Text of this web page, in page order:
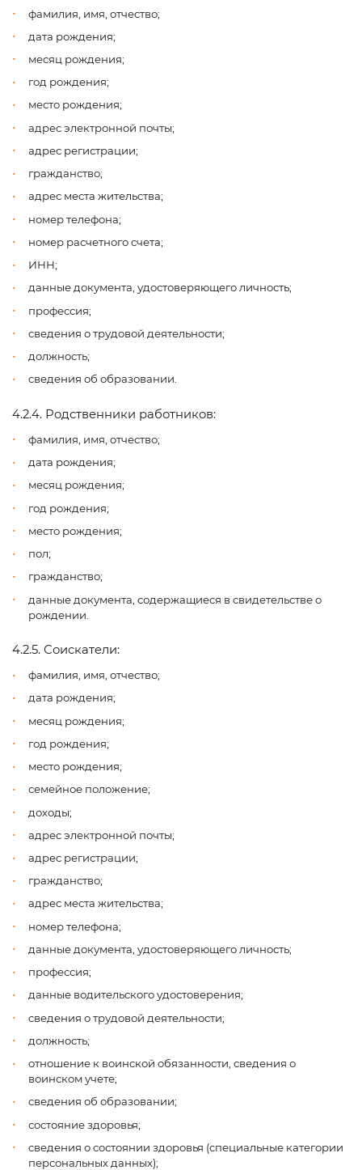
фамилия, имя, отчество;
дата рождения;
месяц рождения;
год рождения;
место рождения;
адрес электронной почты;
адрес регистрации;
гражданство;
адрес места жительства;
номер телефона;
номер расчетного счета;
ИНН;
данные документа, удостоверяющего личность;
профессия;
сведения о трудовой деятельности;
должность;
сведения об образовании.
4.2.4. Родственники работников:
фамилия, имя, отчество;
дата рождения;
месяц рождения;
год рождения;
место рождения;
пол;
гражданство;
данные документа, содержащиеся в свидетельстве о
рождении.
4.2.5. Соискатели:
фамилия, имя, отчество;
дата рождения;
месяц рождения;
год рождения;
место рождения;
семейное положение;
доходы;
адрес электронной почты;
адрес регистрации;
гражданство;
адрес места жительства;
номер телефона;
данные документа, удостоверяющего личность;
профессия;
данные водительского удостоверения;
сведения о трудовой деятельности;
должность;
отношение к воинской обязанности, сведения о
воинском учете;
сведения об образовании;
состояние здоровья;
сведения о состоянии здоровья (специальные категории
персональных данных);